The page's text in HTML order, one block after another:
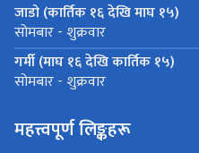
जाडो (कार्तिक १६ देखि माघ १५)
सोमबार - शुक्रवार
गर्मी (माघ १६ देखि कार्तिक १५)
सोमबार - शुक्रवार
महत्त्वपूर्ण लिङ्कहरू